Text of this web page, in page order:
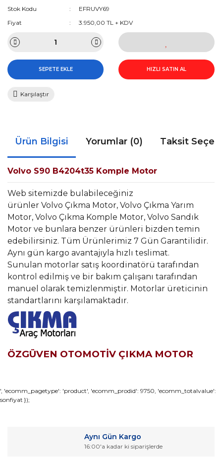
Stok Kodu
EFRUVY69
Fiyat
3.950,00 TL + KDV
SEPETE EKLE HIZLI SATIN AL
Karşılaştır
Ürün Bilgisi Yorumlar (0) Taksit
Volvo S90 B4204t35 Komple Motor
Web sitemizde bulabileceğiniz
ürünler Volvo Çıkma Motor, Volvo Çıkma Yarım
Motor, Volvo Çıkma Komple Motor, Volvo Sandık
Motor ve bunlara benzer ürünleri bizden temin
edebilirsiniz. Tüm Ürünlerimiz 7 Gün Garantilidir.
Aynı gün kargo avantajıyla hızlı teslimat.
Sunulan motorlar satış koordinatörü tarafından
kontrol edilmiş ve bir bakım çalışanı tarafından
manuel olarak temizlenmiştir. Motorlar üreticinin
standartlarını karşılamaktadır.
ÖZGÜVEN OTOMOTİV ÇIKMA MOTOR
Yorum Yaz
Bu ürünün fiyat bilgisi, resim, ürün açıklamalarında ve diğer
konularda yetersiz gördüğünüz noktaları öneri formunu
Ürün resmi kalitesiz, bozuk veya görüntülenemiyor.
', 'ecomm_pagetype': 'product', 'ecomm_prodid': 9750, 'ecomm_totalvalue':
sonfiyat });
Aynı Gün Kargo
16:00'a kadar ki siparişlerde